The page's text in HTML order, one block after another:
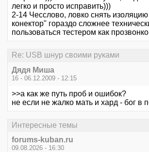
легко и просто исправить)))
2-14 Чесслово, ловко снять
конектор" гораздо сложнее
пользоваться тестером как
Re: USB шнур своими руками
Дядя Миша
16 - 06.12.2009 - 12:15
>>а как же путь проб и ошибок?
не если не жалко мать и хард - бог в
Интересные темы
forums-kuban.ru
09.08.2026 - 16:30